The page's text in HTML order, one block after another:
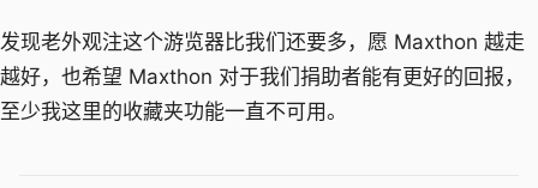
发现老外观注这个游览器比我们还要多，愿 Maxthon 越走
越好，也希望 Maxthon 对于我们捐助者能有更好的回报，
至少我这里的收藏夹功能一直不可用。